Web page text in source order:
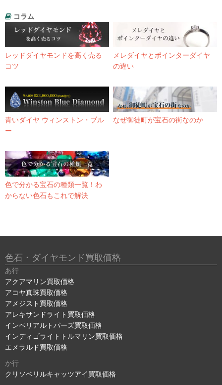
コラム
レッドダイヤモンドを高く売る
コツ
メレダイヤとポインターダイヤ
の違い
青いダイヤ ウィンストン・ブル
ー
なぜ御徒町が宝石の街なのか
色で分かる宝石の種類一覧！わ
からない色石もこれで解決
色石・ダイヤモンド買取価格
あ行
アクアマリン買取価格
アコヤ真珠買取価格
アメジスト買取価格
アレキサンドライト買取価格
インペリアルトパーズ買取価格
インディゴライトトルマリン買取価格
エメラルド買取価格
か行
クリソベリルキャッツアイ買取価格